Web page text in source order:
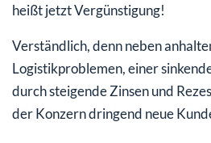
heißt jetzt Vergünstigung!
Verständlich, denn neben
Logistikproblemen, einer
durch steigende Zinsen und
der Konzern dringend neue